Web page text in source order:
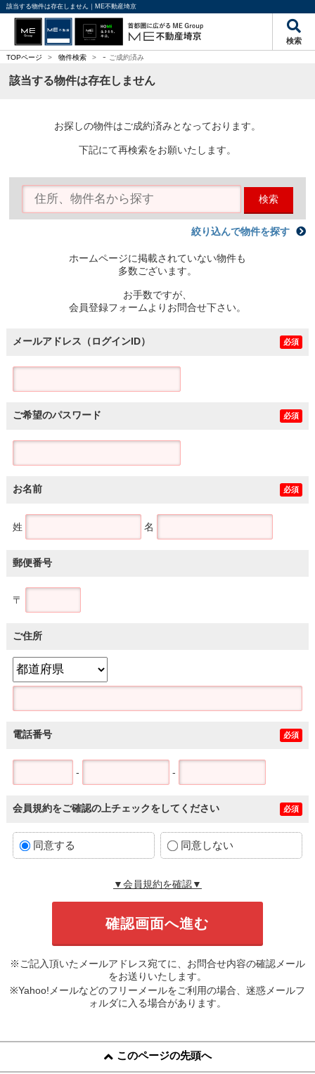
該当する物件は存在しません｜ME不動産埼京
検索
TOPページ > 物件検索 > - ご成約済み
該当する物件は存在しません
お探しの物件はご成約済みとなっております。
下記にて再検索をお願いたします。
検索
絞り込んで物件を探す
ホームページに掲載されていない物件も
多数ございます。
お手数ですが、
会員登録フォームよりお問合せ下さい。
メールアドレス（ログインID） 必須
ご希望のパスワード 必須
お名前 必須
姓 名
郵便番号
〒
ご住所
電話番号 必須
- -
会員規約をご確認の上チェックをしてください 必須
同意する 同意しない
▼会員規約を確認▼
※ご記入頂いたメールアドレス宛てに、お問合せ内容の確認メール
をお送りいたします。
※Yahoo!メールなどのフリーメールをご利用の場合、迷惑メールフ
ォルダに入る場合があります。
このページの先頭へ